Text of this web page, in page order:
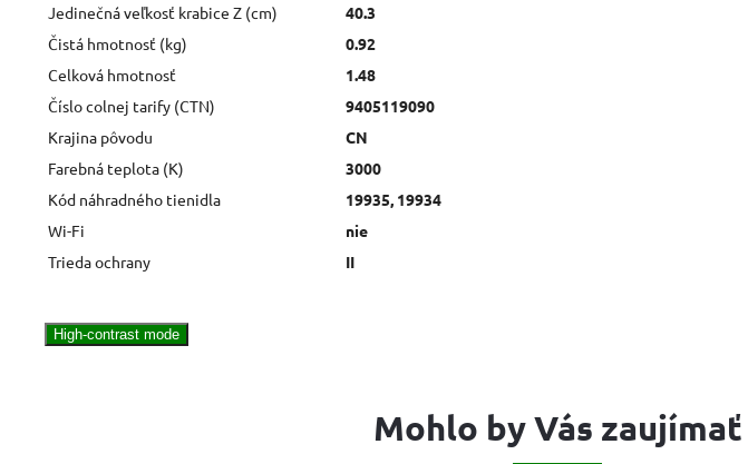
Jedinečná veľkosť krabice Z (cm)
40.3
Čistá hmotnosť (kg)
0.92
Celková hmotnosť
1.48
Číslo colnej tarify (CTN)
9405119090
Krajina pôvodu
CN
Farebná teplota (K)
3000
Kód náhradného tienidla
19935, 19934
Wi-Fi
nie
Trieda ochrany
II
High-contrast mode
Mohlo by Vás zaujímať